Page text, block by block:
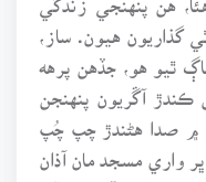
گذاريون هيون. ساز،
ٿيو هو، جڏهن پرهه
آڱريون پنهنجن
۾ صدا هڻندڙ چپ چُپ
واري مسجد مان آذان